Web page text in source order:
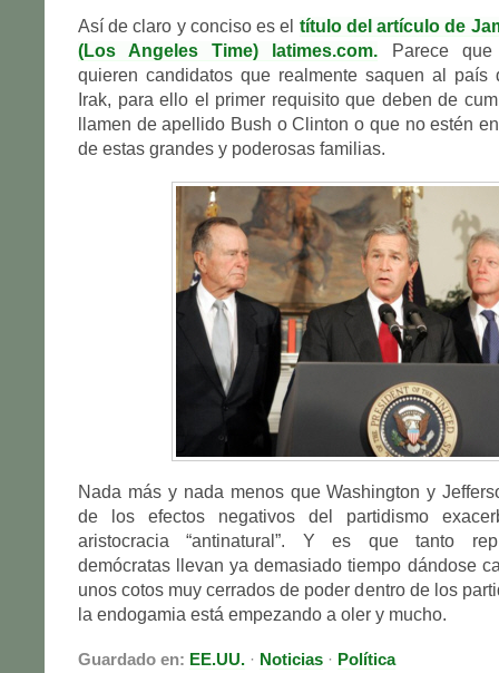
Así de claro y conciso es el título del artículo de
(Los Angeles Time) latimes.com. Parece que
quieren candidatos que realmente saquen al país
Irak, para ello el primer requisito que deben de
llamen de apellido Bush o Clinton o que no estén
de estas grandes y poderosas familias.
Nada más y nada menos que Washington y
de los efectos negativos del partidismo
aristocracia “antinatural”. Y es que tanto
demócratas llevan ya demasiado tiempo dándose
unos cotos muy cerrados de poder dentro de los
la endogamia está empezando a oler y mucho.
Guardado en: EE.UU. · Noticias · Política